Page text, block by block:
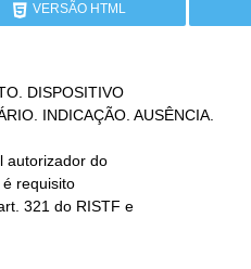
VERSÃO HTML
DISPOSITIVO